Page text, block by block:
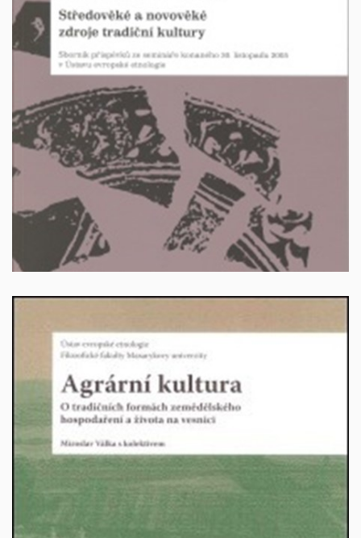
Středověké a novověké zdroje tradiční lidové
kultury
Sborník příspěvků ze semináře konaného 30. listopadu
2005 v Ústavu evropské etnologie
Autor: Křížová, Alena – Válka, Miroslav (eds.), Brno
2006, 265 s. ISBN 80-239-7984-1.
100 Kč + poštovné
Agrární kultura. O tradičních formách zemědělského
hospodaření a života na vesnici.
Autor: Válka, Miroslav s kol.,
Brno 2007, 218 s. ISBN
978-80-254-1172-8.